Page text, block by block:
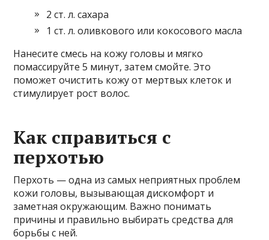
2 ст. л. сахара
1 ст. л. оливкового или кокосового масла
Нанесите смесь на кожу головы и мягко
помассируйте 5 минут, затем смойте. Это
поможет очистить кожу от мертвых клеток и
стимулирует рост волос.
Как справиться с
перхотью
Перхоть — одна из самых неприятных проблем
кожи головы, вызывающая дискомфорт и
заметная окружающим. Важно понимать
причины и правильно выбирать средства для
борьбы с ней.